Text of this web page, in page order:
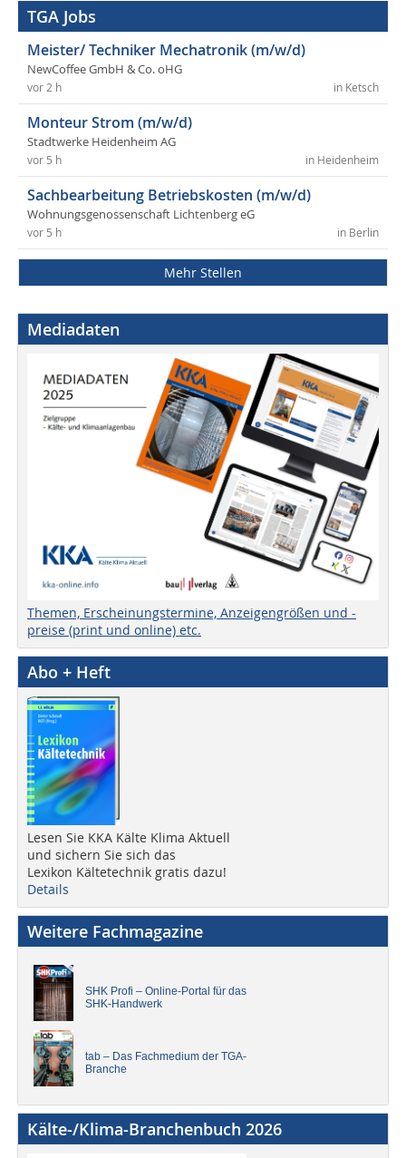
TGA Jobs
Meister/ Techniker Mechatronik (m/w/d)
NewCoffee GmbH & Co. oHG
in Ketsch
vor 2 h
Monteur Strom (m/w/d)
Stadtwerke Heidenheim AG
in Heidenheim
vor 5 h
Sachbearbeitung Betriebskosten (m/w/d)
Wohnungsgenossenschaft Lichtenberg eG
in Berlin
vor 5 h
Mehr Stellen
Mediadaten
Themen, Erscheinungstermine, Anzeigengrößen und -
preise (print und online) etc.
Abo + Heft
Lesen Sie KKA Kälte Klima Aktuell
und sichern Sie sich das
Lexikon Kältetechnik gratis dazu!
Details
Weitere Fachmagazine
SHK Profi – Online-Portal für das
SHK-Handwerk
tab – Das Fachmedium der TGA-
Branche
Kälte-/Klima-Branchenbuch 2026